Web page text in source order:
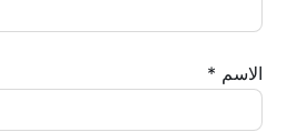
الاسم *